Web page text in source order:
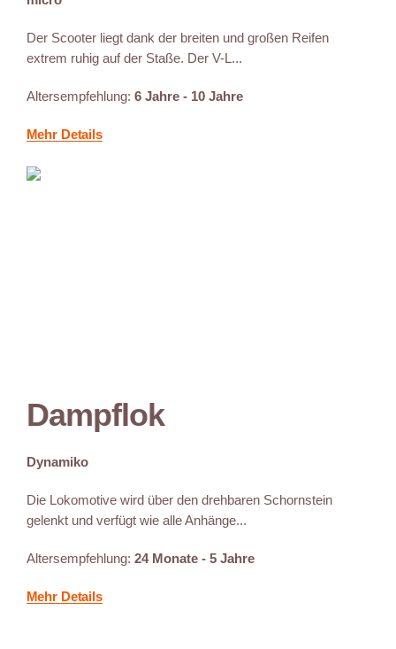
Der Scooter liegt dank der breiten und großen Reifen
extrem ruhig auf der Staße. Der V-L...
Altersempfehlung: 6 Jahre - 10 Jahre
Mehr Details
Dampflok
Dynamiko
Die Lokomotive wird über den drehbaren Schornstein
gelenkt und verfügt wie alle Anhänge...
Altersempfehlung: 24 Monate - 5 Jahre
Mehr Details